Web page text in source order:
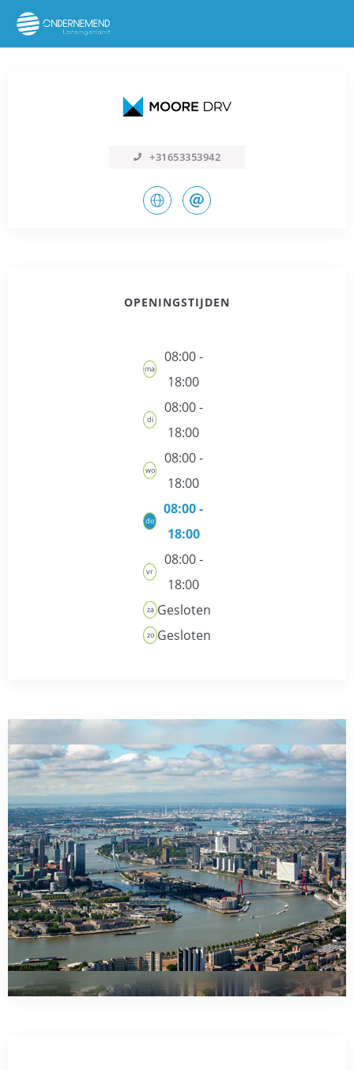
+31653353942
OPENINGSTIJDEN
ma
08:00 -
18:00
di
08:00 -
18:00
wo
08:00 -
18:00
do
08:00 -
18:00
vr
08:00 -
18:00
za Gesloten
zo Gesloten